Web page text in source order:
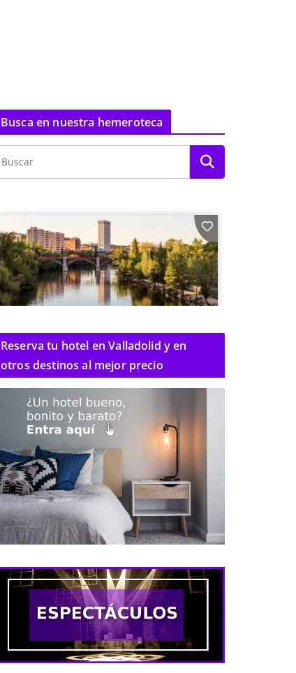
Busca en nuestra hemeroteca
Reserva tu hotel en Valladolid y en
otros destinos al mejor precio